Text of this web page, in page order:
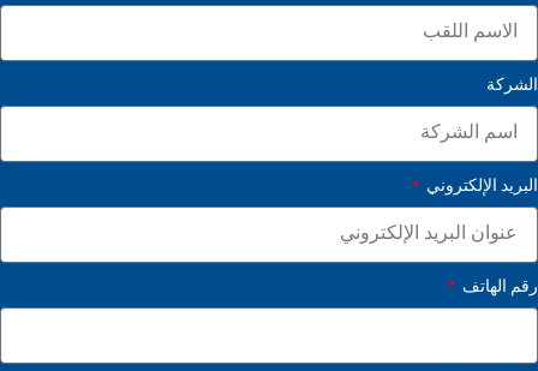
الشركة
البريد الإلكتروني
رقم الهاتف